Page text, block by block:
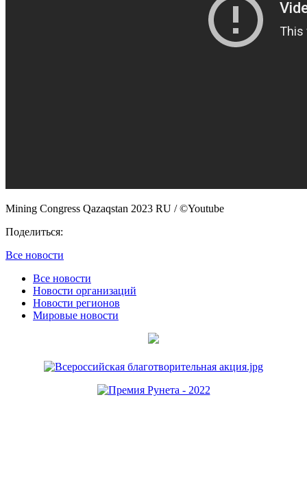
Mining Congress Qazaqstan 2023 RU / ©Youtube
Поделиться:
Все новости
Все новости
Новости организаций
Новости регионов
Мировые новости